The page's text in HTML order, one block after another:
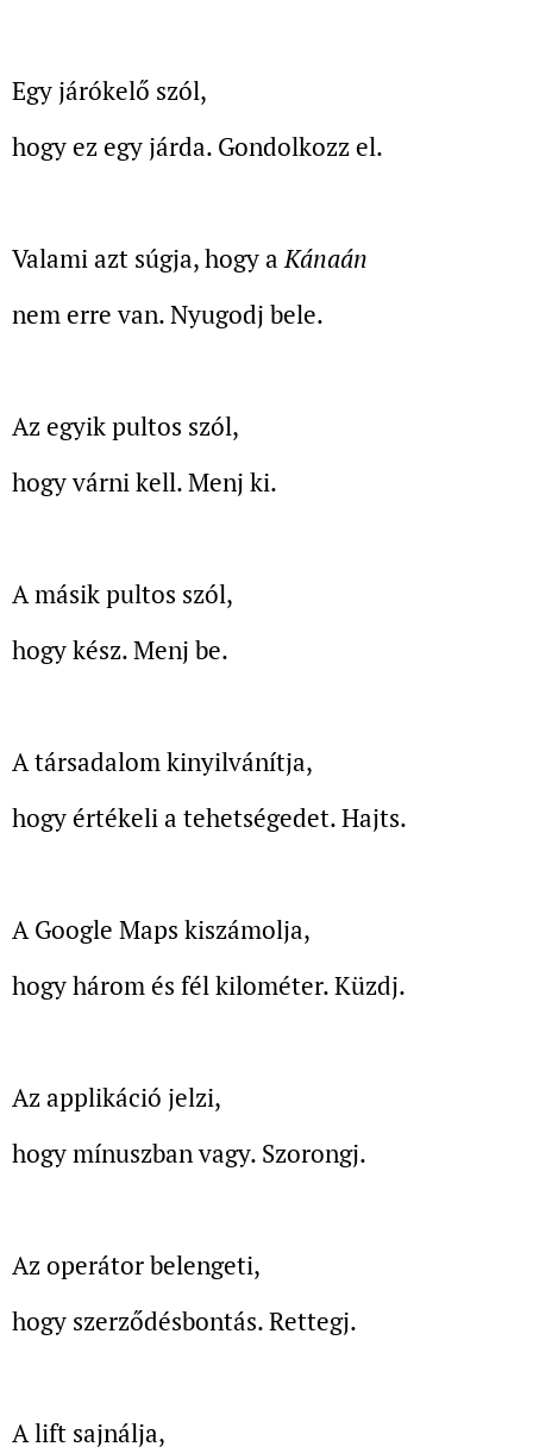
Egy járókelő szól,
hogy ez egy járda. Gondolkozz el.
Valami azt súgja, hogy aKánaán
nem erre van. Nyugodj bele.
Az egyik pultos szól,
hogy várni kell. Menj ki.
A másik pultos szól,
hogy kész. Menj be.
A társadalom kinyilvánítja,
hogy értékeli a tehetségedet. Hajts.
A Google Maps kiszámolja,
hogy három és fél kilométer. Küzdj.
Az applikáció jelzi,
hogy mínuszban vagy. Szorongj.
Az operátor belengeti,
hogy szerződésbontás. Rettegj.
A lift sajnálja,